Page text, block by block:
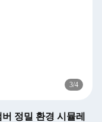
3/4
정밀 환경 시뮬레